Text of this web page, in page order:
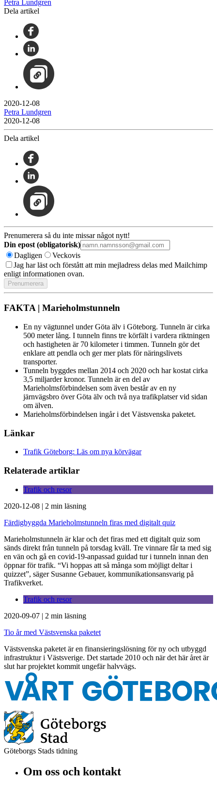
Petra Lundgren
Dela artikel
2020-12-08
Petra Lundgren
2020-12-08
Dela artikel
Prenumerera så du inte missar något nytt!
Din epost (obligatorisk)
Dagligen
Veckovis
Jag har läst och förstått att min mejladress delas med Mailchimp
enligt informationen ovan.
FAKTA | Marieholmstunneln
En ny vägtunnel under Göta älv i Göteborg. Tunneln är cirka
500 meter lång. I tunneln finns tre körfält i vardera riktningen
och hastigheten är 70 kilometer i timmen. Tunneln gör det
enklare att pendla och ger mer plats för näringslivets
transporter.
Tunneln byggdes mellan 2014 och 2020 och har kostat cirka
3,5 miljarder kronor. Tunneln är en del av
Marieholmsförbindelsen som även består av en ny
järnvägsbro över Göta älv och två nya trafikplatser vid sidan
om älven.
Marieholmsförbindelsen ingår i det Västsvenska paketet.
Länkar
Trafik Göteborg: Läs om nya körvägar
Relaterade artiklar
Trafik och resor
2020-12-08 | 2 min läsning
Färdigbyggda Marieholmstunneln firas med digitalt quiz
Marieholmstunneln är klar och det firas med ett digitalt quiz som
sänds direkt från tunneln på torsdag kväll. Tre vinnare får ta med sig
en vän och gå en covid-19-anpassad guidad tur i tunneln innan den
öppnar för trafik. “Vi hoppas att så många som möjligt deltar i
quizzet”, säger Susanne Gebauer, kommunikationsansvarig på
Trafikverket.
Trafik och resor
2020-09-07 | 2 min läsning
Tio år med Västsvenska paketet
Västsvenska paketet är en finansieringslösning för ny och utbyggd
infrastruktur i Västsverige. Det startade 2010 och när det här året är
slut har projektet kommit ungefär halvvägs.
Göteborgs Stads tidning
Om oss och kontakt